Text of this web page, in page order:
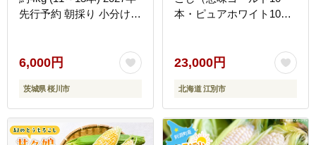
先行予約 朝採り 小分け
イートコーン おおもの ゴ
ールドラッシュ おひさま
コーン とうきび 茨城県
桜川市 [FJ001sa]
6,000円
茨城県 桜川市
本・ピュアホワイト10本
23,000円
北海道 江別市